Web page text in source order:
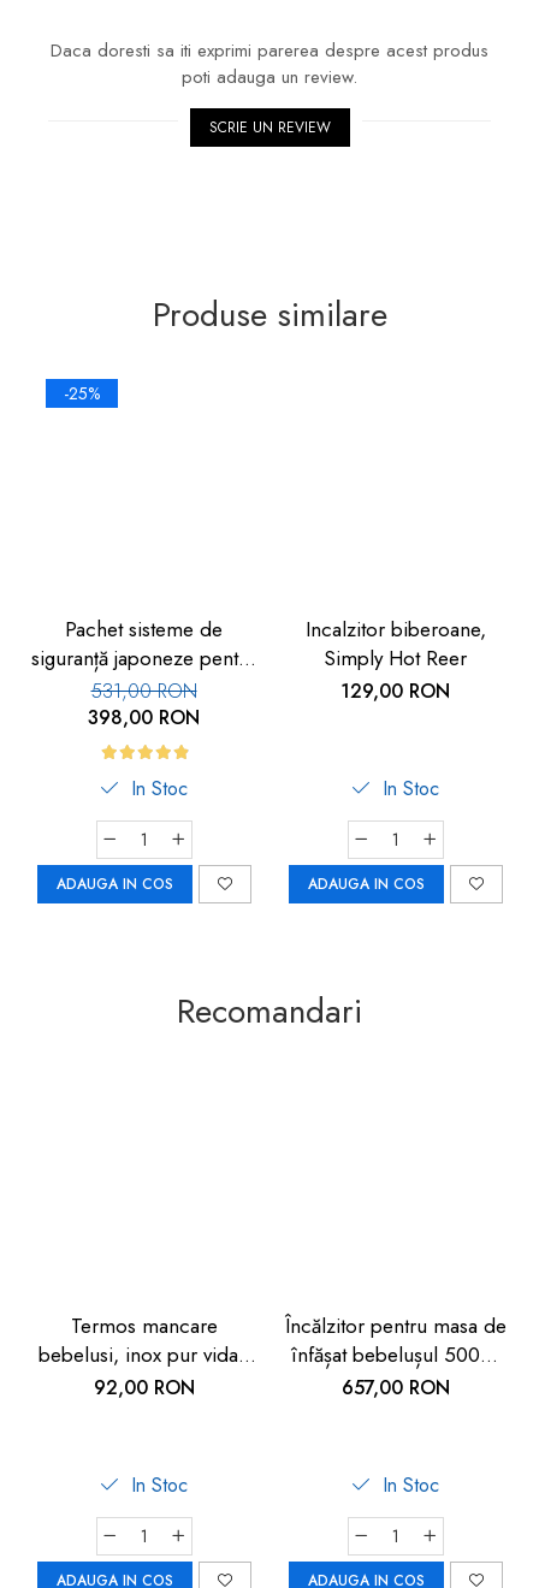
Daca doresti sa iti exprimi parerea despre acest produs
poti adauga un review.
SCRIE UN REVIEW
Produse similare
-25%
Pachet sisteme de
siguranță japoneze pentru
copii, 11 piese
531,00 RON
398,00 RON
In Stoc
ADAUGA IN COS
Incalzitor biberoane,
Simply Hot Reer
129,00 RON
In Stoc
ADAUGA IN COS
Recomandari
Termos mancare
bebelusi, inox pur vidat,
300ml, Reer
92,00 RON
In Stoc
ADAUGA IN COS
Încălzitor pentru masa de
înfășat bebelușul 500W
REER
657,00 RON
In Stoc
ADAUGA IN COS